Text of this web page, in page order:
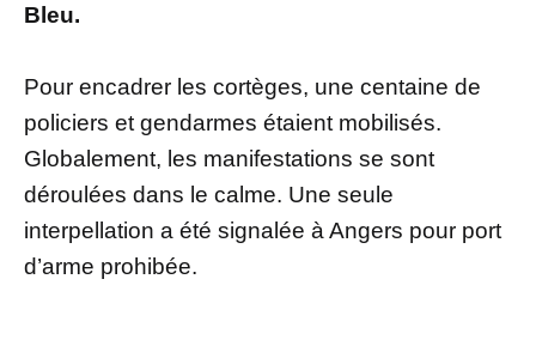
Bleu.
Pour encadrer les cortèges, une centaine de
policiers et gendarmes étaient mobilisés.
Globalement, les manifestations se sont
déroulées dans le calme. Une seule
interpellation a été signalée à Angers pour port
d’arme prohibée.